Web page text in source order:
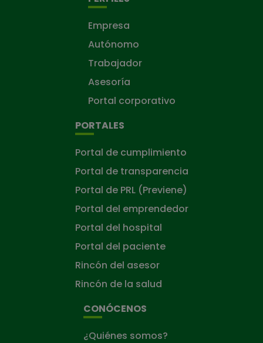
Empresa
Autónomo
Trabajador
Asesoría
Portal corporativo
PORTALES
Portal de cumplimiento
Portal de transparencia
Portal de PRL (Previene)
Portal del emprendedor
Portal del hospital
Portal del paciente
Rincón del asesor
Rincón de la salud
CONÓCENOS
¿Quiénes somos?